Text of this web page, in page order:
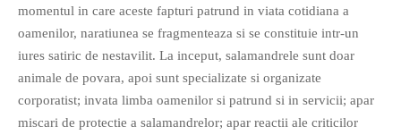
Victor Sosea – Designer
PRIETENI DIN AFARA BRESLEI
momentul in care aceste fapturi patrund in viata cotidiana a
oamenilor, naratiunea se fragmenteaza si se constituie intr-un
iures satiric de nestavilit. La inceput, salamandrele sunt doar
animale de povara, apoi sunt specializate si organizate
corporatist; invata limba oamenilor si patrund si in servicii; apar
miscari de protectie a salamandrelor; apar reactii ale criticilor